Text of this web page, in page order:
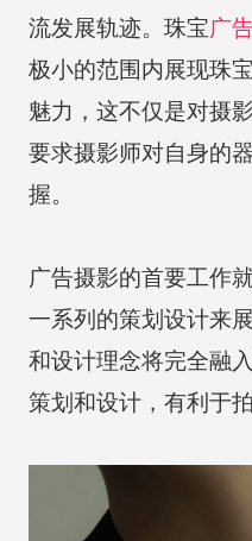
流发展轨迹。珠宝广
极小的范围内展现珠
魅力，这不仅是对摄
要求摄影师对自身的
握。
广告摄影的首要工作
一系列的策划设计来
和设计理念将完全融
策划和设计，有利于